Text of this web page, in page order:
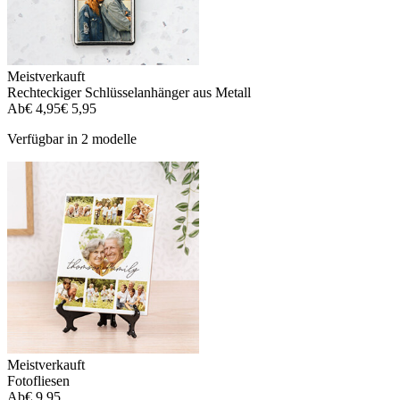
Meistverkauft
Rechteckiger Schlüsselanhänger aus Metall
Ab€ 4,95€ 5,95
Verfügbar in 2 modelle
Meistverkauft
Fotofliesen